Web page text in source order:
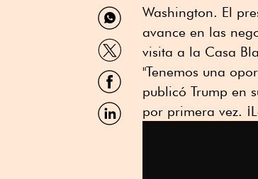
Compartir
por
WhatsApp
Compartir
por
Twitter
Compartir
por
Facebook
Compartir
por
Washington. El
avance en las
visita a la Casa
"Tenemos una
publicó Trump en
por primera vez.